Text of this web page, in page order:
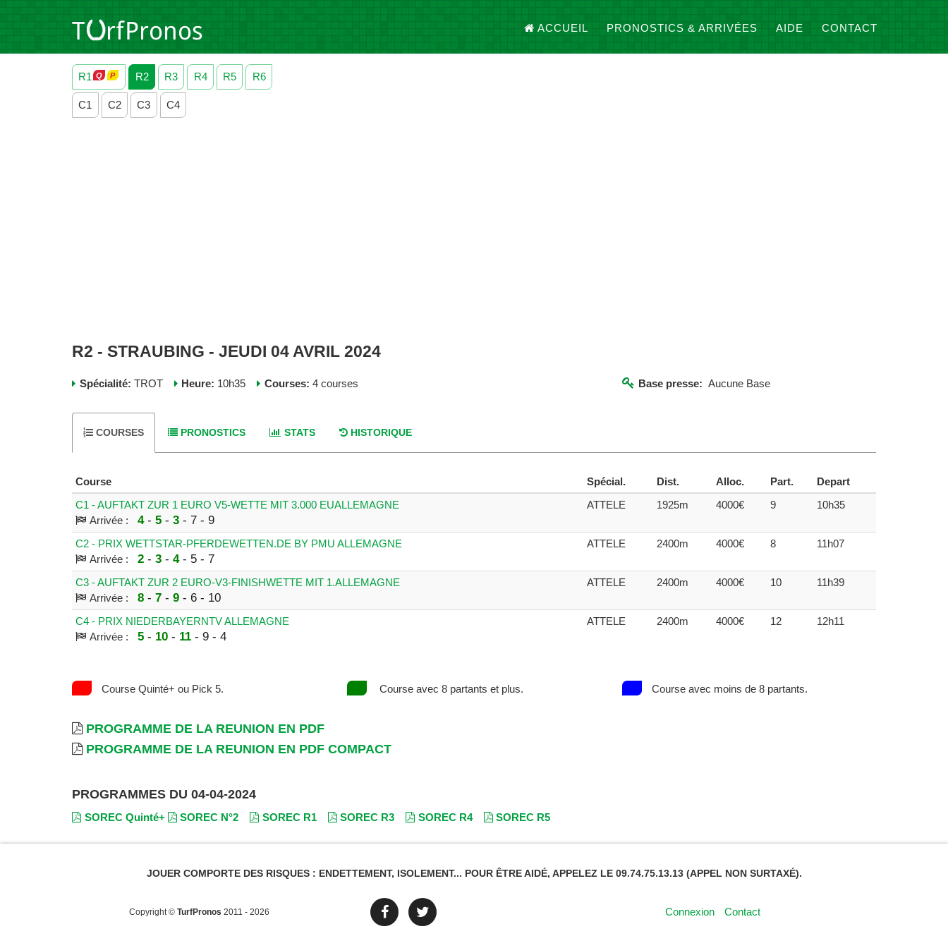
ACCUEIL PRONOSTICS & ARRIVÉES AIDE CONTACT
R1 R2 R3 R4 R5 R6
C1 C2 C3 C4
R2 - STRAUBING - JEUDI 04 AVRIL 2024
Spécialité: TROT Heure: 10h35 Courses: 4 courses Base presse: Aucune Base
COURSES PRONOSTICS STATS HISTORIQUE
Course Spécial. Dist. Alloc. Part.
Depart
C1 - AUFTAKT ZUR 1 EURO V5-WETTE MIT 3.000 EUALLEMAGNE
Arrivée :
4- 5- 3- 7 - 9
ATTELE 1925m 4000€ 9 10h35
C2 - PRIX WETTSTAR-PFERDEWETTEN.DE BY PMU ALLEMAGNE
Arrivée :
2- 3- 4- 5 - 7
ATTELE 2400m 4000€ 8 11h07
C3 - AUFTAKT ZUR 2 EURO-V3-FINISHWETTE MIT 1.ALLEMAGNE
Arrivée :
8- 7- 9- 6 - 10
ATTELE 2400m 4000€ 10 11h39
C4 - PRIX NIEDERBAYERNTV ALLEMAGNE
Arrivée :
5- 10- 11- 9 - 4
ATTELE 2400m 4000€ 12 12h11
Course Quinté+ ou Pick 5. Course avec 8 partants et plus. Course avec moins de 8 partants.
PROGRAMME DE LA REUNION EN PDF
PROGRAMME DE LA REUNION EN PDF COMPACT
PROGRAMMES DU 04-04-2024
SOREC Quinté+ SOREC N°2 SOREC R1 SOREC R3 SOREC R4 SOREC R5
JOUER COMPORTE DES RISQUES : ENDETTEMENT, ISOLEMENT... POUR ÊTRE AIDÉ, APPELEZ LE 09.74.75.13.13 (APPEL NON SURTAXÉ).
Copyright © TurfPronos 2011 - 2026 Connexion Contact